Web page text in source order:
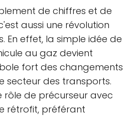
de chiffres et de
aussi une révolution
En effet, la simple idée de
au gaz devient
fort des changements
secteur des transports.
rôle de précurseur avec
rétrofit, préférant